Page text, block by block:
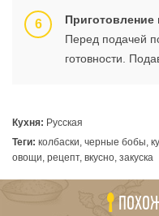
Приготовление
Перед подачей
готовности.
Кухня: Русская
Теги: колбаски, черные бобы,
овощи, рецепт, вкусно, закуска